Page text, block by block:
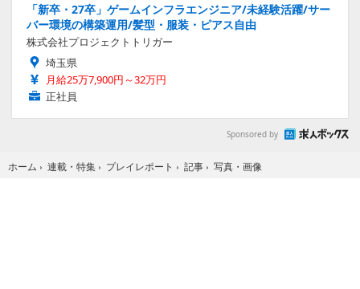
「新卒・27卒」ゲームインフラエンジニア/未経験活躍/サー
バー環境の構築運用/髪型・服装・ピアス自由
株式会社プロジェクトトリガー
埼玉県
月給25万7,900円～32万円
正社員
Sponsored by
ホーム › 連載・特集 › プレイレポート › 記事 › 写真・画像